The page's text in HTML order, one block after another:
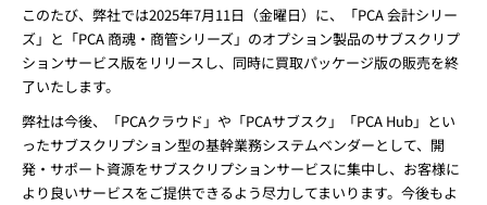
このたび、弊社では2025年7月11日（金曜日）に、「PCA 会計シリー
ズ」と「PCA 商魂・商管シリーズ」のオプション製品のサブスクリプ
ションサービス版をリリースし、同時に買取パッケージ版の販売を終
了いたします。
弊社は今後、「PCAクラウド」や「PCAサブスク」「PCA Hub」とい
ったサブスクリプション型の基幹業務システムベンダーとして、開
発・サポート資源をサブスクリプションサービスに集中し、お客様に
より良いサービスをご提供できるよう尽力してまいります。今後もよ